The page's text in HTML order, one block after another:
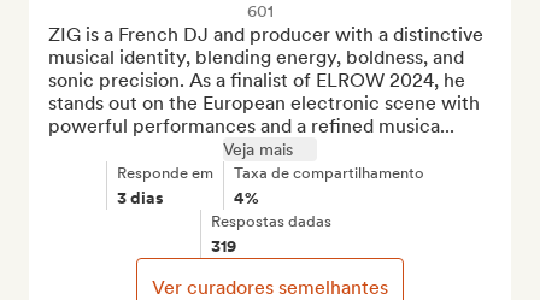
601
ZIG is a French DJ and producer with a distinctive
musical identity, blending energy, boldness, and
sonic precision. As a finalist of ELROW 2024, he
stands out on the European electronic scene with
powerful performances and a refined musica...
Veja mais
Responde em
3 dias
Taxa de compartilhamento
4%
Respostas dadas
319
Ver curadores semelhantes